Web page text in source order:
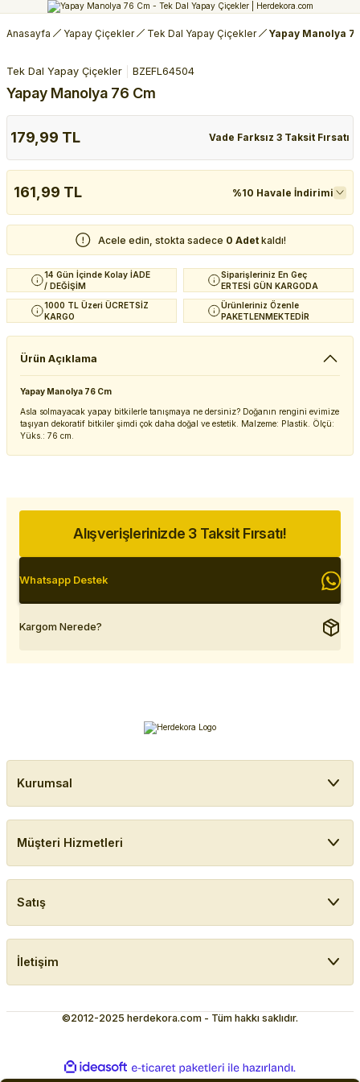
Anasayfa Yapay Çiçekler Tek Dal Yapay Çiçekler Yapay Manolya
Tek Dal Yapay Çiçekler BZEFL64504
Yapay Manolya 76 Cm
179,99 TL Vade Farksız 3 Taksit Fırsatı
161,99 TL %10 Havale İndirimi
Acele edin, stokta sadece 0 Adet kaldı!
14 Gün İçinde Kolay İADE
/ DEĞİŞİM
Siparişleriniz En Geç
ERTESİ GÜN KARGODA
1000 TL Üzeri ÜCRETSİZ
KARGO
Ürünleriniz Özenle
PAKETLENMEKTEDİR
Ürün Açıklama
Yapay Manolya 76 Cm
Asla solmayacak yapay bitkilerle tanışmaya ne dersiniz? Doğanın rengini evimize
taşıyan dekoratif bitkiler şimdi çok daha doğal ve estetik. Malzeme: Plastik. Ölçü:
Yüks.: 76 cm.
Alışverişlerinizde 3 Taksit Fırsatı!
Whatsapp Destek
Kargom Nerede?
Kurumsal
Müşteri Hizmetleri
Satış
İletişim
©2012-2025 herdekora.com - Tüm hakkı saklıdır.
ideasoft
e-
ticaret
hazırlandı.